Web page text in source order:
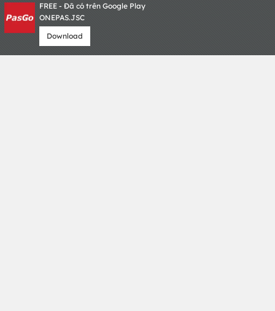
FREE - Đã có trên Google Play
ONEPAS.JSC
Download